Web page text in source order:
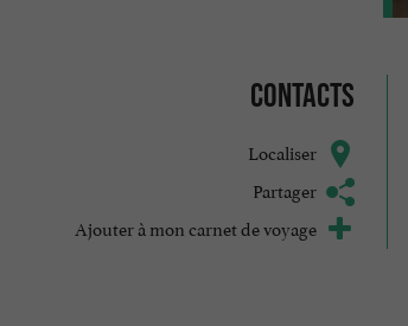
Contacts
Localiser
Partager
Ajouter à mon carnet de voyage